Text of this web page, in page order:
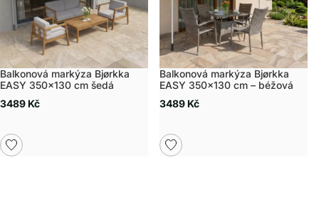
Balkonová markýza Bjørkka
EASY 350x130 cm šedá
3489 Kč
Balkonová markýza Bjørkka
EASY 350x130 cm – béžová
3489 Kč